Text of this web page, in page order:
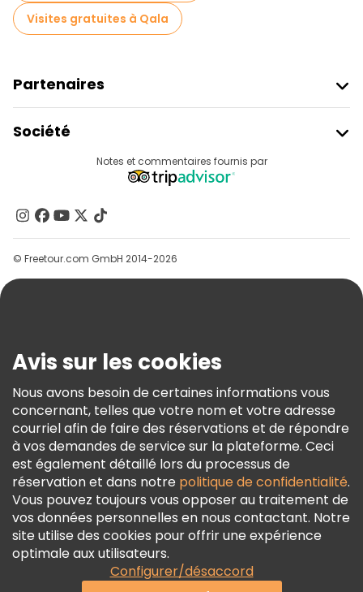
Visites gratuites à Qala
Partenaires
Connexion Du Fournisseur
Programme D’affiliation
Société
Contactez-Nous
Groupes
Aide
Conditions Générales Et Mentions Légales
Politique En Matière De Cookies
Freetour Prix
Programme De Fidélité
Notes et commentaires fournis par
© Freetour.com GmbH 2014-2026
Avis sur les cookies
Nous avons besoin de certaines informations vous
concernant, telles que votre nom et votre adresse
courriel afin de faire des réservations et de répondre
à vos demandes de service sur la plateforme. Ceci
est également détaillé lors du processus de
réservation et dans notre politique de confidentialité.
Vous pouvez toujours vous opposer au traitement de
vos données personnelles en nous contactant. Notre
site utilise des cookies pour offrir une expérience
optimale aux utilisateurs.
Configurer/désaccord